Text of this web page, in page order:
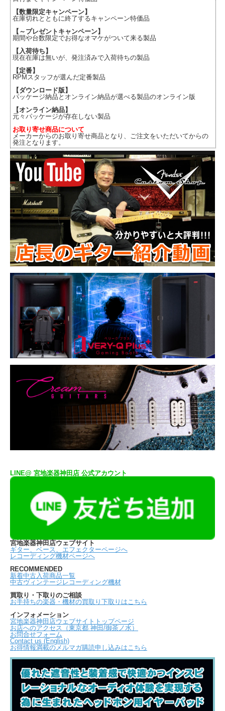
【数量限定キャンペーン】
在庫切れとともに終了するキャンペーン特価品
【～プレゼントキャンペーン】
期間や台数限定でお得なオマケがついて来る製品
【入荷待ち】
現在在庫は無いが、発注済みで入荷待ちの製品
【定番】
RPMスタッフが選んだ定番製品
【ダウンロード版】
パッケージ納品とオンライン納品が選べる製品のオンライン版
【オンライン納品】
元々パッケージが存在しない製品
お取り寄せ商品について
メーカーからのお取り寄せ商品となり、ご注文をいただいてからの
発注となります。
LINE@ 宮地楽器神田店 公式アカウント
宮地楽器神田店ウェブサイト
ギター、ベース、エフェクターページへ
レコーディング機材ページへ
RECOMMENDED
新着中古入荷商品一覧
中古ヴィンテージレコーディング機材
買取り・下取りのご相談
お手持ちの楽器・機材の買取り下取りはこちら
インフォメーション
宮地楽器神田店ウェブサイトトップページ
お店へのアクセス（東京都 神田/御茶ノ水）
お問合せフォーム
Contact us (English)
お得情報満載のメルマガ購読申し込みはこちら